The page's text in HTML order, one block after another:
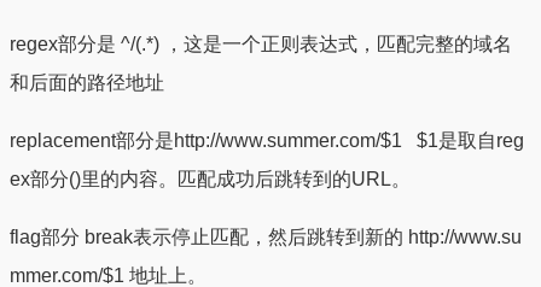
regex部分是 ^/(.*) ，这是一个正则表达式，匹配完整的域名
和后面的路径地址
replacement部分是http://www.summer.com/$1 $1是取自reg
ex部分()里的内容。匹配成功后跳转到的URL。
flag部分 break表示停止匹配，然后跳转到新的 http://www.su
mmer.com/$1 地址上。